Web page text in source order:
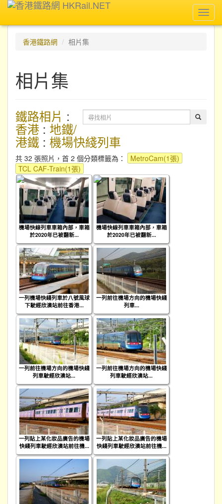
香港鐵路網
相片集
相片集
鐵路相片 :
香港 : 地鐵/
港鐵 : 機場快綫列車
共 32 張照片，首 2 個分類標籤為：
MetroCam(1張)
TCL CAF-Train(1張)
機場快線列車車箱內部，車箱
於2020年已被翻新...
機場快線列車車箱內部，車箱
於2020年已被翻新...
一列機場快綫列車於八號風球
下駛經欣澳站前往香港...
一列前往機場方向的機場快綫
列車...
一列前往機場方向的機場快綫
列車駛經欣澳站...
一列前往機場方向的機場快綫
列車駛經欣澳站...
一列貼上某化妝品廣告的機場
快綫列車駛經欣澳站前往機...
一列貼上某化妝品廣告的機場
快綫列車駛經欣澳站前往機...